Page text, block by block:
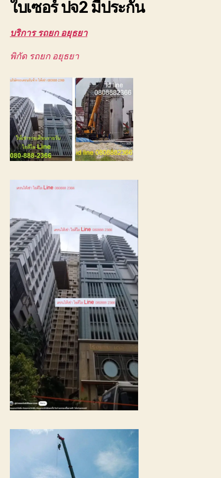
ใบเซอร์ ปจ2 มีประกัน
บริการ รถยก อยุธยา
พิกัด รถยก อยุธยา